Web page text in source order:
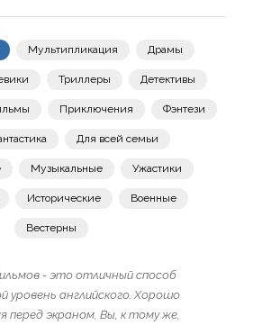
Мультипликация Драмы
Триллеры Детективы
Приключения Фэнтези
Для всей семьи
Музыкальные Ужастики
Исторические Военные
Вестерны
- это отличный способ
уровень английского. Хорошо
перед экраном, Вы, к тому же,